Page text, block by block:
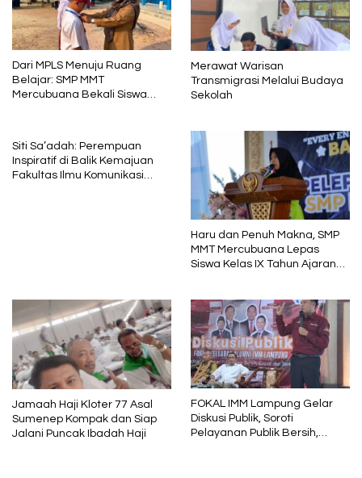
Dari MPLS Menuju Ruang
Belajar: SMP MMT
Mercubuana Bekali Siswa
Merawat Warisan
Transmigrasi Melalui Budaya
Sekolah
Siti Sa’adah: Perempuan
Inspiratif di Balik Kemajuan
Fakultas Ilmu Komunikasi
Haru dan Penuh Makna, SMP
MMT Mercubuana Lepas
Siswa Kelas IX Tahun Ajaran
Jamaah Haji Kloter 77 Asal
Sumenep Kompak dan Siap
Jalani Puncak Ibadah Haji
FOKAL IMM Lampung Gelar
Diskusi Publik, Soroti
Pelayanan Publik Bersih,